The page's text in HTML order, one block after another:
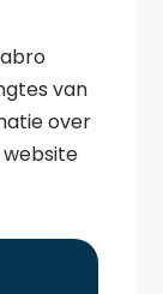
van
over